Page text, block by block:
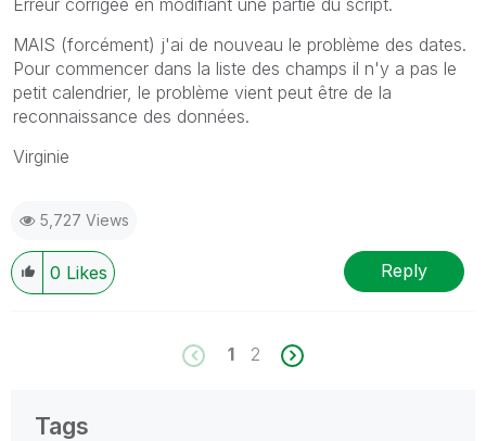
MAIS (forcément) j'ai de nouveau le problème des dates.
Pour commencer dans la liste des champs il n'y a pas le
petit calendrier, le problème vient peut être de la
reconnaissance des données.
Virginie
5,727 Views
0 Likes Reply
1 2
Tags